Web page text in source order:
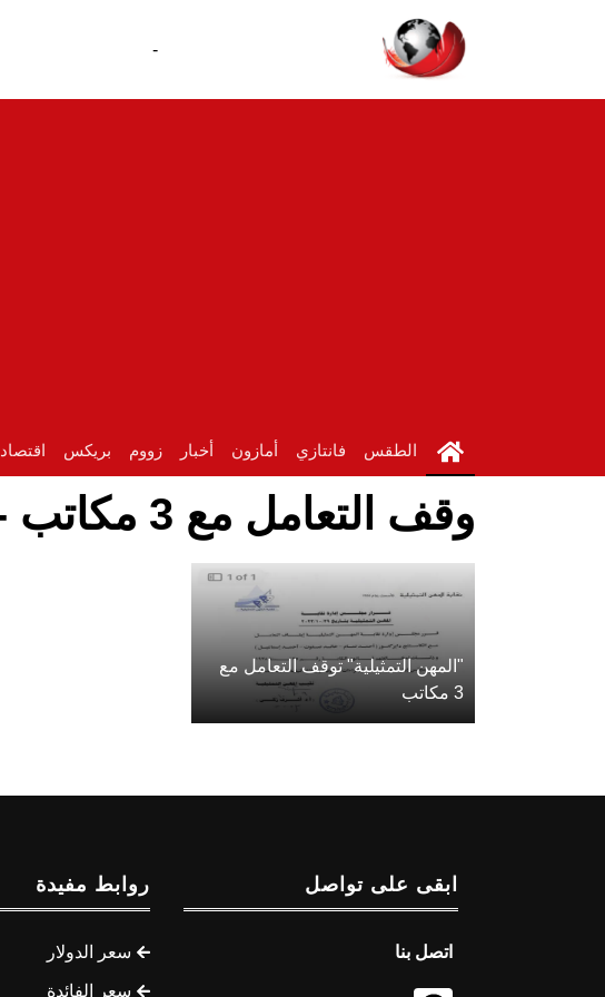
-
الطقس فانتازي أمازون أخبار زووم بريكس اقتصاد
وقف التعامل مع 3 مكاتب - مأرب
"المهن التمثيلية" توقف التعامل مع
3 مكاتب
ابقى على تواصل
اتصل بنا
روابط مفيدة
سعر الدولار
سعر الفائدة